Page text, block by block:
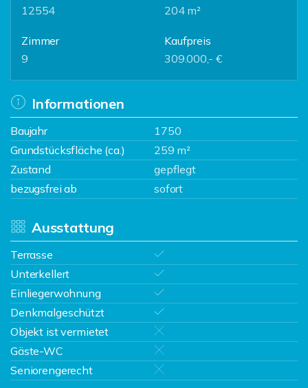
12554
204 m²
Zimmer
9
Kaufpreis
309.000,- €
Informationen
Baujahr
1750
Grundstücksfläche (ca.)
259 m²
Zustand
gepflegt
bezugsfrei ab
sofort
Ausstattung
Terrasse
Unterkellert
Einliegerwohnung
Denkmalgeschützt
Objekt ist vermietet
Gäste-WC
Seniorengerecht